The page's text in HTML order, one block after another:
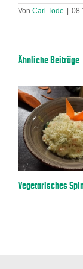
Von Carl Tode |
Ähnliche Beiträge
Vegetarisches